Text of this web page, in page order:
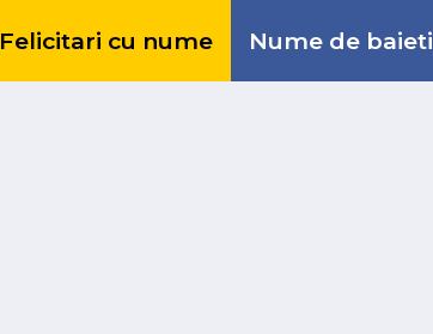
Felicitari cu nume Nume de baieti